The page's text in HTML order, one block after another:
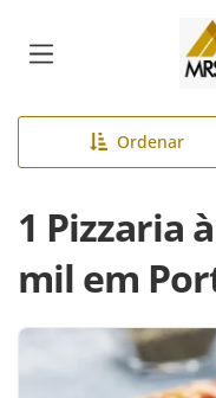
Ordenar
1 Pizzaria
mil em